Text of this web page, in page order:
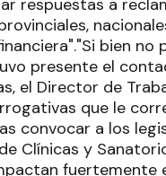
respuestas a
bien
presente el
el Director de
que le
convocar a los
Clínicas y
fuertemente